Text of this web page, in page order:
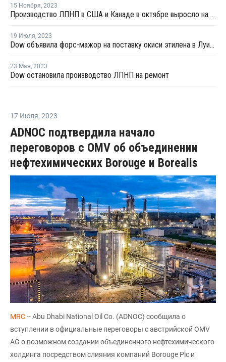
15 Ноября, 2023
Производство ЛПНП в США и Канаде в октябре выросло на 7%
19 Июля, 2023
Dow объявила форс-мажор на поставку окиси этилена в Луизиане
23 Мая, 2023
Dow остановила производство ЛПНП на ремонт
17 Июля, 2023
ADNOC подтвердила начало
переговоров с OMV об объединении
нефтехимических Borouge и Borealis
MRC-- Abu Dhabi National Oil Co. (ADNOC) сообщила о
вступлении в официальные переговоры с австрийской OMV
AG о возможном создании объединенного нефтехимического
холдинга посредством слияния компаний Borouge Plc и